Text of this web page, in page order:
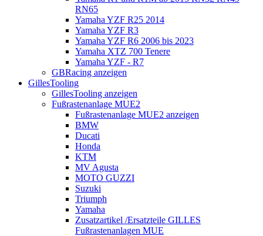
RN65
Yamaha YZF R25 2014
Yamaha YZF R3
Yamaha YZF R6 2006 bis 2023
Yamaha XTZ 700 Tenere
Yamaha YZF - R7
GBRacing anzeigen
GillesTooling
GillesTooling anzeigen
Fußrastenanlage MUE2
Fußrastenanlage MUE2 anzeigen
BMW
Ducati
Honda
KTM
MV Agusta
MOTO GUZZI
Suzuki
Triumph
Yamaha
Zusatzartikel /Ersatzteile GILLES
Fußrastenanlagen MUE